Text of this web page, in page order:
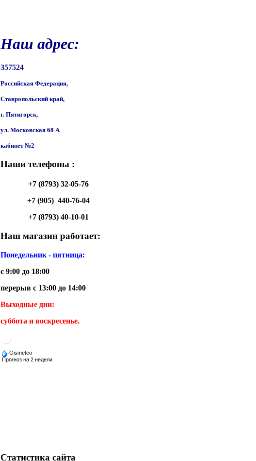
Наш адрес:
357524
Российская Федерация,
Ставропольский край,
г. Пятигорск,
ул. Московская 68 A
кабинет №2
Наши телефоны :
+7 (8793) 32-05-76
+7 (905)  440-76-04
+7 (8793) 40-10-01
Наш магазин работает:
Понедельник - пятница:
с 9:00 до 18:00
перерыв с 13:00 до 14:00
Выходные дни:
суббота и воскресенье.
Статистика сайта